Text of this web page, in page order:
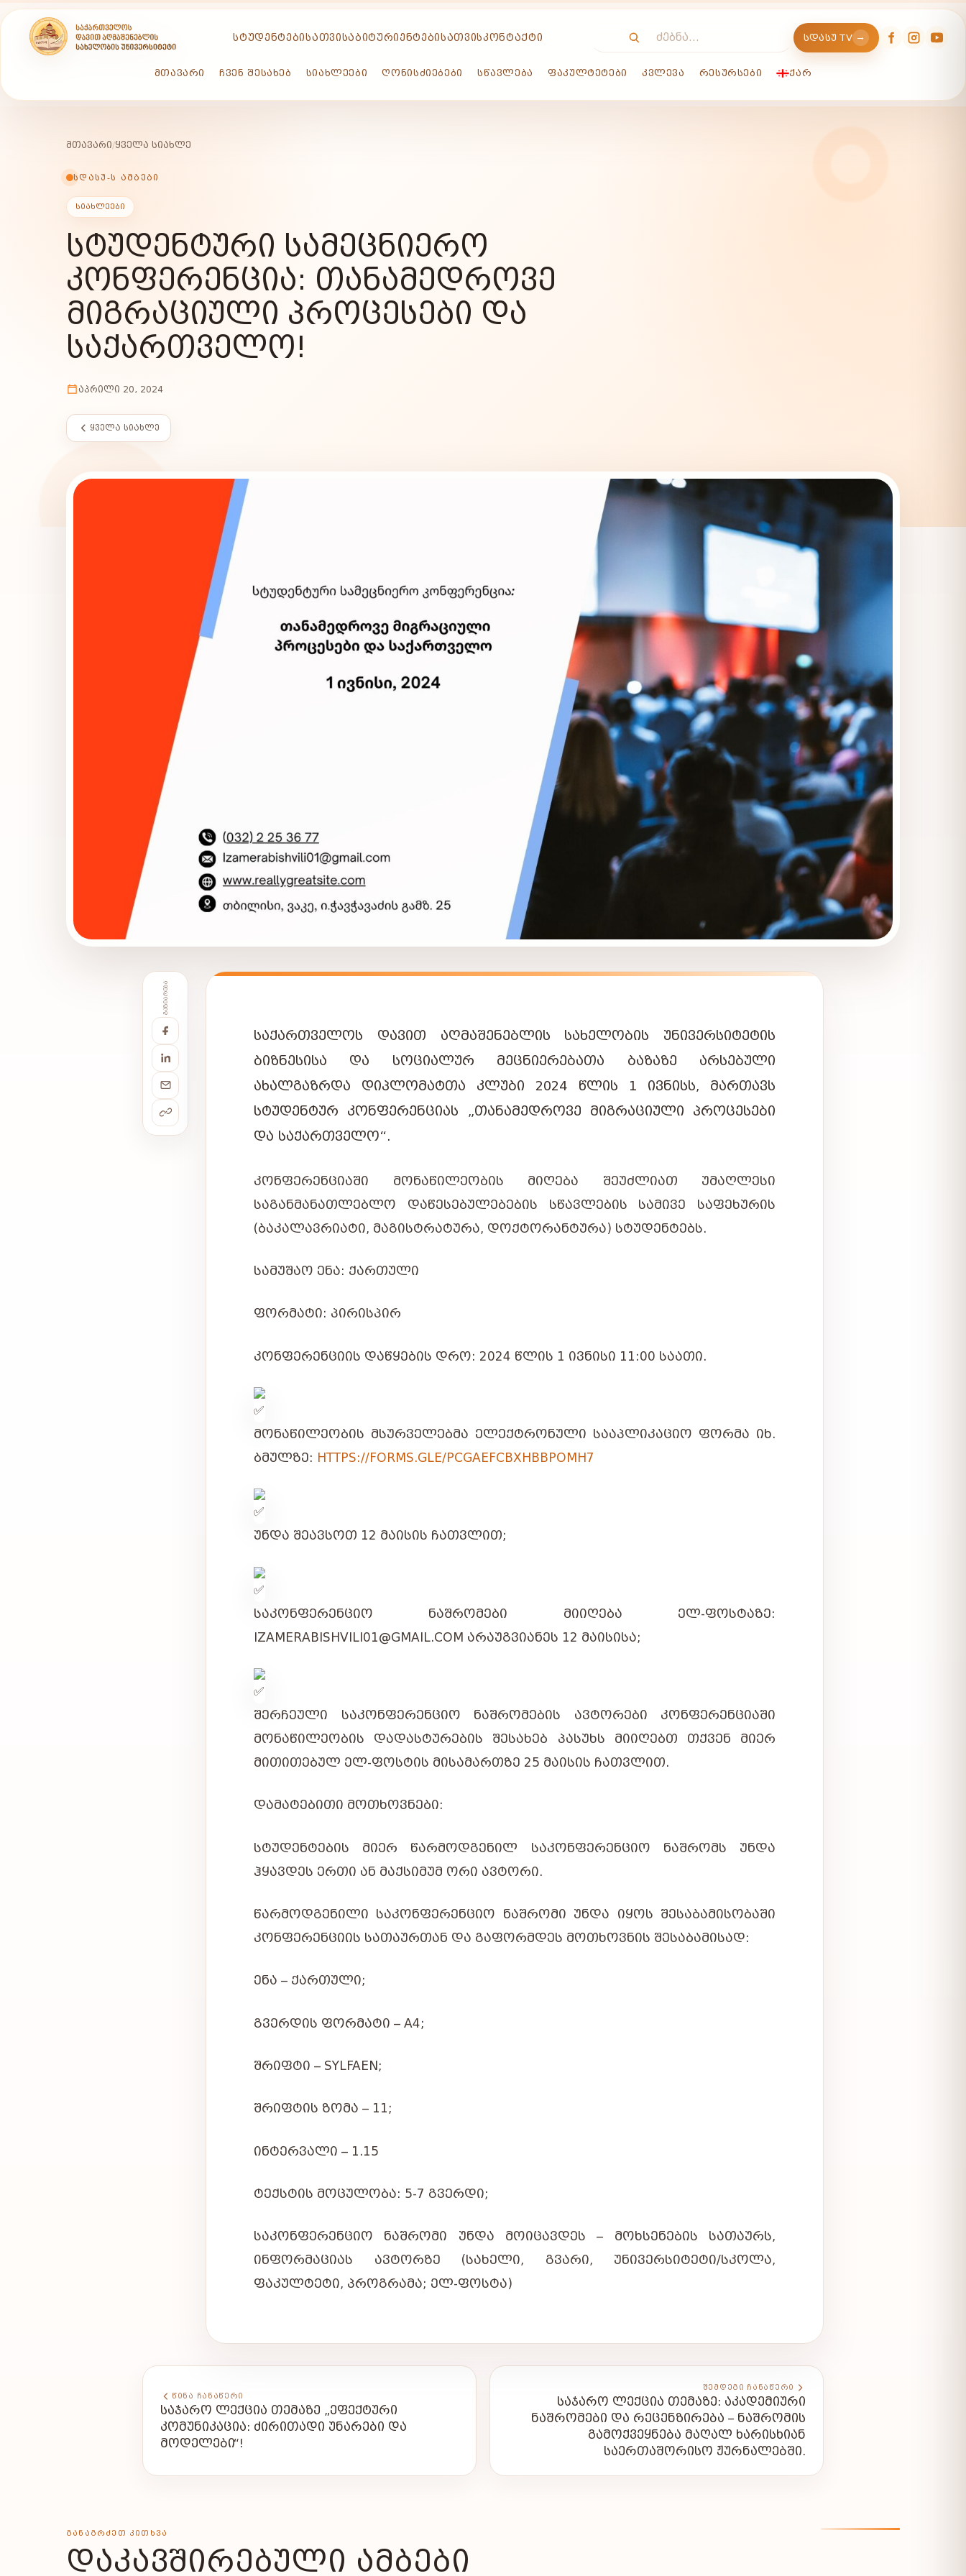
ᲡᲢᲣᲓᲔᲜᲢᲔᲑᲘᲡᲐᲗᲕᲘᲡᲐᲑᲘᲢᲣᲠᲘᲔᲜᲢᲔᲑᲘᲡᲐᲗᲕᲘᲡᲙᲝᲜᲢᲐᲥᲢᲘ ᲡᲓᲐᲡᲣ TV →
ᲛᲗᲐᲕᲐᲠᲘ ᲩᲕᲔᲜ ᲨᲔᲡᲐᲮᲔᲑ ᲡᲘᲐᲮᲚᲔᲔᲑᲘ ᲦᲝᲜᲘᲡᲫᲘᲔᲑᲔᲑᲘ ᲡᲬᲐᲕᲚᲔᲑᲐ ᲤᲐᲙᲣᲚᲢᲔᲢᲔᲑᲘ ᲙᲕᲚᲔᲕᲐ ᲠᲔᲡᲣᲠᲡᲔᲑᲘ ᲥᲐᲠ
ᲛᲗᲐᲕᲐᲠᲘ/ᲧᲕᲔᲚᲐ ᲡᲘᲐᲮᲚᲔ
ᲡᲓᲐᲡᲣ-Ს ᲐᲛᲑᲔᲑᲘ
ᲡᲘᲐᲮᲚᲔᲔᲑᲘ
ᲡᲢᲣᲓᲔᲜᲢᲣᲠᲘ ᲡᲐᲛᲔᲪᲜᲘᲔᲠᲝ
ᲙᲝᲜᲤᲔᲠᲔᲜᲪᲘᲐ: ᲗᲐᲜᲐᲛᲔᲓᲠᲝᲕᲔ
ᲛᲘᲒᲠᲐᲪᲘᲣᲚᲘ ᲞᲠᲝᲪᲔᲡᲔᲑᲘ ᲓᲐ
ᲡᲐᲥᲐᲠᲗᲕᲔᲚᲝ!
ᲐᲞᲠᲘᲚᲘ 20, 2024
ᲧᲕᲔᲚᲐ ᲡᲘᲐᲮᲚᲔ
ᲒᲐᲖᲘᲐᲠᲔᲑᲐ
ᲡᲐᲥᲐᲠᲗᲕᲔᲚᲝᲡ ᲓᲐᲕᲘᲗ ᲐᲦᲛᲐᲨᲔᲜᲔᲑᲚᲘᲡ ᲡᲐᲮᲔᲚᲝᲑᲘᲡ ᲣᲜᲘᲕᲔᲠᲡᲘᲢᲔᲢᲘᲡ
ᲑᲘᲖᲜᲔᲡᲘᲡᲐ ᲓᲐ ᲡᲝᲪᲘᲐᲚᲣᲠ ᲛᲔᲪᲜᲘᲔᲠᲔᲑᲐᲗᲐ ᲑᲐᲖᲐᲖᲔ ᲐᲠᲡᲔᲑᲣᲚᲘ
ᲐᲮᲐᲚᲒᲐᲖᲠᲓᲐ ᲓᲘᲞᲚᲝᲛᲐᲢᲗᲐ ᲙᲚᲣᲑᲘ 2024 ᲬᲚᲘᲡ 1 ᲘᲕᲜᲘᲡᲡ, ᲛᲐᲠᲗᲐᲕᲡ
ᲡᲢᲣᲓᲔᲜᲢᲣᲠ ᲙᲝᲜᲤᲔᲠᲔᲜᲪᲘᲐᲡ „ᲗᲐᲜᲐᲛᲔᲓᲠᲝᲕᲔ ᲛᲘᲒᲠᲐᲪᲘᲣᲚᲘ ᲞᲠᲝᲪᲔᲡᲔᲑᲘ
ᲓᲐ ᲡᲐᲥᲐᲠᲗᲕᲔᲚᲝ“.
ᲙᲝᲜᲤᲔᲠᲔᲜᲪᲘᲐᲨᲘ ᲛᲝᲜᲐᲬᲘᲚᲔᲝᲑᲘᲡ ᲛᲘᲦᲔᲑᲐ ᲨᲔᲣᲫᲚᲘᲐᲗ ᲣᲛᲐᲦᲚᲔᲡᲘ
ᲡᲐᲒᲐᲜᲛᲐᲜᲐᲗᲚᲔᲑᲚᲝ ᲓᲐᲬᲔᲡᲔᲑᲣᲚᲔᲑᲔᲑᲘᲡ ᲡᲬᲐᲕᲚᲔᲑᲘᲡ ᲡᲐᲛᲘᲕᲔ ᲡᲐᲤᲔᲮᲣᲠᲘᲡ
(ᲑᲐᲙᲐᲚᲐᲕᲠᲘᲐᲢᲘ, ᲛᲐᲒᲘᲡᲢᲠᲐᲢᲣᲠᲐ, ᲓᲝᲥᲢᲝᲠᲐᲜᲢᲣᲠᲐ) ᲡᲢᲣᲓᲔᲜᲢᲔᲑᲡ.
ᲡᲐᲛᲣᲨᲐᲝ ᲔᲜᲐ: ᲥᲐᲠᲗᲣᲚᲘ
ᲤᲝᲠᲛᲐᲢᲘ: ᲞᲘᲠᲘᲡᲞᲘᲠ
ᲙᲝᲜᲤᲔᲠᲔᲜᲪᲘᲘᲡ ᲓᲐᲬᲧᲔᲑᲘᲡ ᲓᲠᲝ: 2024 ᲬᲚᲘᲡ 1 ᲘᲕᲜᲘᲡᲘ 11:00 ᲡᲐᲐᲗᲘ.
ᲛᲝᲜᲐᲬᲘᲚᲔᲝᲑᲘᲡ ᲛᲡᲣᲠᲕᲔᲚᲔᲑᲛᲐ ᲔᲚᲔᲥᲢᲠᲝᲜᲣᲚᲘ ᲡᲐᲐᲞᲚᲘᲙᲐᲪᲘᲝ ᲤᲝᲠᲛᲐ ᲘᲮ.
ᲑᲛᲣᲚᲖᲔ: HTTPS://FORMS.GLE/PCGAEFCBXHBBPOMH7
ᲣᲜᲓᲐ ᲨᲔᲐᲕᲡᲝᲗ 12 ᲛᲐᲘᲡᲘᲡ ᲩᲐᲗᲕᲚᲘᲗ;
ᲡᲐᲙᲝᲜᲤᲔᲠᲔᲜᲪᲘᲝ ᲜᲐᲨᲠᲝᲛᲔᲑᲘ ᲛᲘᲘᲦᲔᲑᲐ ᲔᲚ-ᲤᲝᲡᲢᲐᲖᲔ:
IZAMERABISHVILI01@GMAIL.COM ᲐᲠᲐᲣᲒᲕᲘᲐᲜᲔᲡ 12 ᲛᲐᲘᲡᲘᲡᲐ;
ᲨᲔᲠᲩᲔᲣᲚᲘ ᲡᲐᲙᲝᲜᲤᲔᲠᲔᲜᲪᲘᲝ ᲜᲐᲨᲠᲝᲛᲔᲑᲘᲡ ᲐᲕᲢᲝᲠᲔᲑᲘ ᲙᲝᲜᲤᲔᲠᲔᲜᲪᲘᲐᲨᲘ
ᲛᲝᲜᲐᲬᲘᲚᲔᲝᲑᲘᲡ ᲓᲐᲓᲐᲡᲢᲣᲠᲔᲑᲘᲡ ᲨᲔᲡᲐᲮᲔᲑ ᲞᲐᲡᲣᲮᲡ ᲛᲘᲘᲦᲔᲑᲗ ᲗᲥᲕᲔᲜ ᲛᲘᲔᲠ
ᲛᲘᲗᲘᲗᲔᲑᲣᲚ ᲔᲚ-ᲤᲝᲡᲢᲘᲡ ᲛᲘᲡᲐᲛᲐᲠᲗᲖᲔ 25 ᲛᲐᲘᲡᲘᲡ ᲩᲐᲗᲕᲚᲘᲗ.
ᲓᲐᲛᲐᲢᲔᲑᲘᲗᲘ ᲛᲝᲗᲮᲝᲕᲜᲔᲑᲘ:
ᲡᲢᲣᲓᲔᲜᲢᲔᲑᲘᲡ ᲛᲘᲔᲠ ᲬᲐᲠᲛᲝᲓᲒᲔᲜᲘᲚ ᲡᲐᲙᲝᲜᲤᲔᲠᲔᲜᲪᲘᲝ ᲜᲐᲨᲠᲝᲛᲡ ᲣᲜᲓᲐ
ᲰᲧᲐᲕᲓᲔᲡ ᲔᲠᲗᲘ ᲐᲜ ᲛᲐᲥᲡᲘᲛᲣᲛ ᲝᲠᲘ ᲐᲕᲢᲝᲠᲘ.
ᲬᲐᲠᲛᲝᲓᲒᲔᲜᲘᲚᲘ ᲡᲐᲙᲝᲜᲤᲔᲠᲔᲜᲪᲘᲝ ᲜᲐᲨᲠᲝᲛᲘ ᲣᲜᲓᲐ ᲘᲧᲝᲡ ᲨᲔᲡᲐᲑᲐᲛᲘᲡᲝᲑᲐᲨᲘ
ᲙᲝᲜᲤᲔᲠᲔᲜᲪᲘᲘᲡ ᲡᲐᲗᲐᲣᲠᲗᲐᲜ ᲓᲐ ᲒᲐᲤᲝᲠᲛᲓᲔᲡ ᲛᲝᲗᲮᲝᲕᲜᲘᲡ ᲨᲔᲡᲐᲑᲐᲛᲘᲡᲐᲓ:
ᲔᲜᲐ – ᲥᲐᲠᲗᲣᲚᲘ;
ᲒᲕᲔᲠᲓᲘᲡ ᲤᲝᲠᲛᲐᲢᲘ – A4;
ᲨᲠᲘᲤᲢᲘ – SYLFAEN;
ᲨᲠᲘᲤᲢᲘᲡ ᲖᲝᲛᲐ – 11;
ᲘᲜᲢᲔᲠᲕᲐᲚᲘ – 1.15
ᲢᲔᲥᲡᲢᲘᲡ ᲛᲝᲪᲣᲚᲝᲑᲐ: 5-7 ᲒᲕᲔᲠᲓᲘ;
ᲡᲐᲙᲝᲜᲤᲔᲠᲔᲜᲪᲘᲝ ᲜᲐᲨᲠᲝᲛᲘ ᲣᲜᲓᲐ ᲛᲝᲘᲪᲐᲕᲓᲔᲡ – ᲛᲝᲮᲡᲔᲜᲔᲑᲘᲡ ᲡᲐᲗᲐᲣᲠᲡ,
ᲘᲜᲤᲝᲠᲛᲐᲪᲘᲐᲡ ᲐᲕᲢᲝᲠᲖᲔ (ᲡᲐᲮᲔᲚᲘ, ᲒᲕᲐᲠᲘ, ᲣᲜᲘᲕᲔᲠᲡᲘᲢᲔᲢᲘ/ᲡᲙᲝᲚᲐ,
ᲤᲐᲙᲣᲚᲢᲔᲢᲘ, ᲞᲠᲝᲒᲠᲐᲛᲐ; ᲔᲚ-ᲤᲝᲡᲢᲐ)
ᲬᲘᲜᲐ ᲩᲐᲜᲐᲬᲔᲠᲘ
ᲡᲐᲯᲐᲠᲝ ᲚᲔᲥᲪᲘᲐ ᲗᲔᲛᲐᲖᲔ „ᲔᲤᲔᲥᲢᲣᲠᲘ
ᲙᲝᲛᲣᲜᲘᲙᲐᲪᲘᲐ: ᲫᲘᲠᲘᲗᲐᲓᲘ ᲣᲜᲐᲠᲔᲑᲘ ᲓᲐ
ᲛᲝᲓᲔᲚᲔᲑᲘ“!
ᲨᲔᲛᲓᲔᲒᲘ ᲩᲐᲜᲐᲬᲔᲠᲘ
ᲡᲐᲯᲐᲠᲝ ᲚᲔᲥᲪᲘᲐ ᲗᲔᲛᲐᲖᲔ: ᲐᲙᲐᲓᲔᲛᲘᲣᲠᲘ
ᲜᲐᲨᲠᲝᲛᲔᲑᲘ ᲓᲐ ᲠᲔᲪᲔᲜᲖᲘᲠᲔᲑᲐ – ᲜᲐᲨᲠᲝᲛᲘᲡ
ᲒᲐᲛᲝᲥᲕᲔᲧᲜᲔᲑᲐ ᲛᲐᲦᲐᲚ ᲮᲐᲠᲘᲡᲮᲘᲐᲜ
ᲡᲐᲔᲠᲗᲐᲨᲝᲠᲘᲡᲝ ᲟᲣᲠᲜᲐᲚᲔᲑᲨᲘ.
ᲒᲐᲜᲐᲒᲠᲫᲔᲗ ᲙᲘᲗᲮᲕᲐ
ᲓᲐᲙᲐᲕᲨᲘᲠᲔᲑᲣᲚᲘ ᲐᲛᲑᲔᲑᲘ